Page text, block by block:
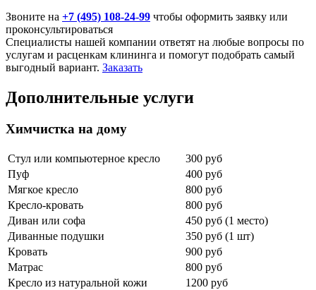
Звоните на +7 (495) 108-24-99 чтобы оформить заявку или
проконсультироваться
Специалисты нашей компании ответят на любые вопросы по
услугам и расценкам клининга и помогут подобрать самый
выгодный вариант. Заказать
Дополнительные услуги
Химчистка на дому
Стул или компьютерное кресло
300 руб
Пуф
400 руб
Мягкое кресло
800 руб
Кресло-кровать
800 руб
Диван или софа
450 руб (1 место)
Диванные подушки
350 руб (1 шт)
Кровать
900 руб
Матрас
800 руб
Кресло из натуральной кожи
1200 руб